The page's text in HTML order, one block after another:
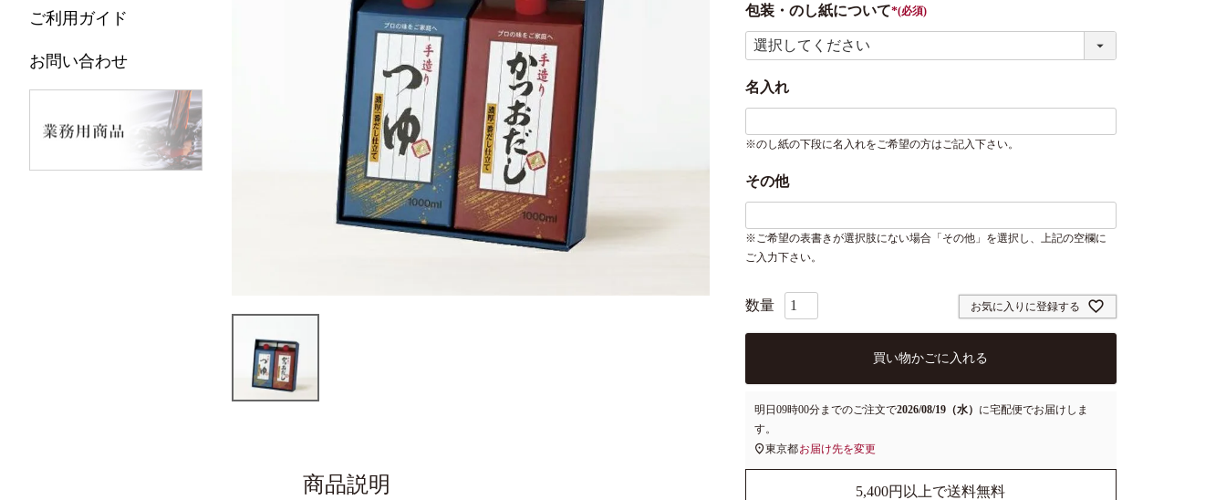
ご利用ガイド
お問い合わせ
商品説明
包装・のし紙について (必須)
名入れ
※のし紙の下段に名入れをご希望の方はご記入下さい。
その他
※ご希望の表書きが選択肢にない場合「その他」を選択し、上記の空欄に
ご入力下さい。
お気に入りに登録する
買い物かごに入れる
明日09時00分までのご注文で2026/08/19（水） に宅配便でお届けしま
す。
東京都お届け先を変更
5,400円以上で送料無料